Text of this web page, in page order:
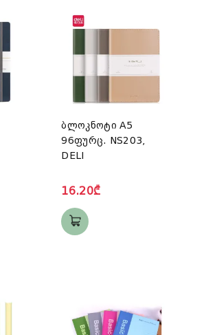
ბლოკნოტი A5
96ფურც. NS203,
DELI
16.20₾